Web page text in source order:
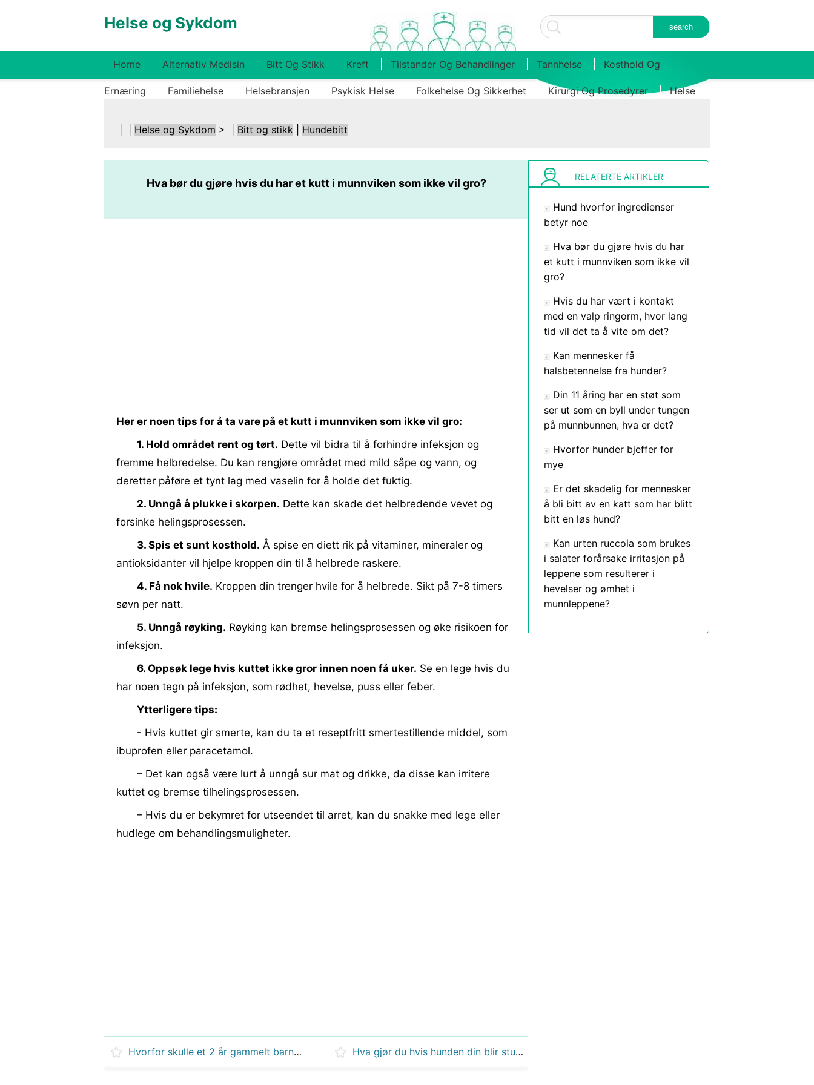
Helse og Sykdom
Home Alternativ Medisin Bitt Og Stikk Kreft Tilstander Og Behandlinger Tannhelse Kosthold Og
Ernæring Familiehelse Helsebransjen Psykisk Helse Folkehelse Og Sikkerhet Kirurgi Og Prosedyrer Helse
Helse og Sykdom > | Bitt og stikk Hundebitt
Hva bør du gjøre hvis du har et kutt i munnviken som ikke vil gro?
Her er noen tips for å ta vare på et kutt i munnviken som ikke vil gro:
1. Hold området rent og tørt. Dette vil bidra til å forhindre infeksjon og
fremme helbredelse. Du kan rengjøre området med mild såpe og vann, og
deretter påføre et tynt lag med vaselin for å holde det fuktig.
2. Unngå å plukke i skorpen. Dette kan skade det helbredende vevet og
forsinke helingsprosessen.
3. Spis et sunt kosthold. Å spise en diett rik på vitaminer, mineraler og
antioksidanter vil hjelpe kroppen din til å helbrede raskere.
4. Få nok hvile. Kroppen din trenger hvile for å helbrede. Sikt på 7-8 timers
søvn per natt.
5. Unngå røyking. Røyking kan bremse helingsprosessen og øke risikoen for
infeksjon.
6. Oppsøk lege hvis kuttet ikke gror innen noen få uker. Se en lege hvis du
har noen tegn på infeksjon, som rødhet, hevelse, puss eller feber.
Ytterligere tips:
- Hvis kuttet gir smerte, kan du ta et reseptfritt smertestillende middel, som
ibuprofen eller paracetamol.
– Det kan også være lurt å unngå sur mat og drikke, da disse kan irritere
kuttet og bremse tilhelingsprosessen.
– Hvis du er bekymret for utseendet til arret, kan du snakke med lege eller
hudlege om behandlingsmuligheter.
Hvorfor skulle et 2 år gammelt barn bite seg selv? Hva gjør du hvis hunden din blir stukket av en veps?
RELATERTE ARTIKLER
Hund hvorfor ingredienser
betyr noe
Hva bør du gjøre hvis du har
et kutt i munnviken som ikke vil
gro?
Hvis du har vært i kontakt
med en valp ringorm, hvor lang
tid vil det ta å vite om det?
Kan mennesker få
halsbetennelse fra hunder?
Din 11 åring har en støt som
ser ut som en byll under tungen
på munnbunnen, hva er det?
Hvorfor hunder bjeffer for
mye
Er det skadelig for mennesker
å bli bitt av en katt som har blitt
bitt en løs hund?
Kan urten ruccola som brukes
i salater forårsake irritasjon på
leppene som resulterer i
hevelser og ømhet i
munnleppene?